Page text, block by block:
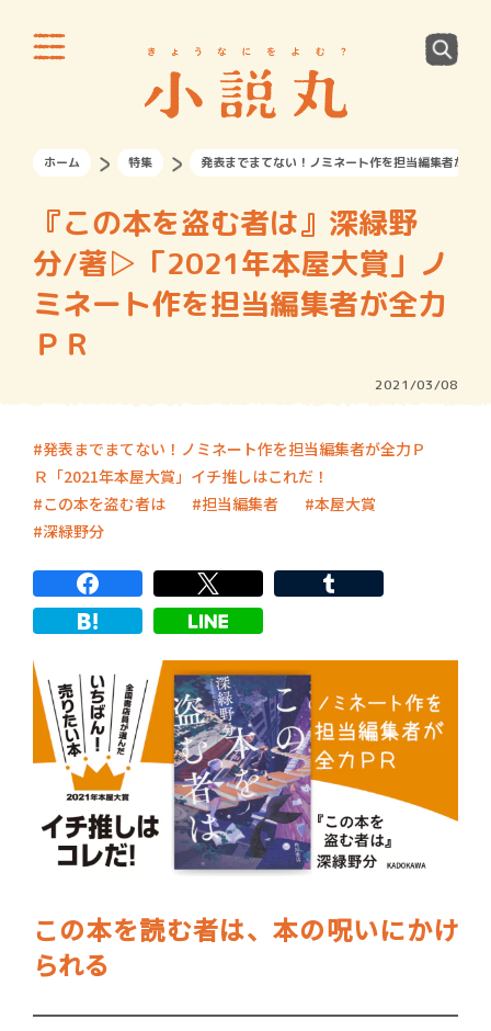
ホーム 特集 発表までまてない！ノミネート作を担当編集者が全
『この本を盗む者は』深緑野
分/著▷「2021年本屋大賞」ノ
ミネート作を担当編集者が全力
ＰＲ
2021/03/08
発表までまてない！ノミネート作を担当編集者が全力Ｐ
Ｒ「2021年本屋大賞」イチ推しはこれだ！
この本を盗む者は
担当編集者
本屋大賞
深緑野分
この本を読む者は、本の呪いにかけ
られる